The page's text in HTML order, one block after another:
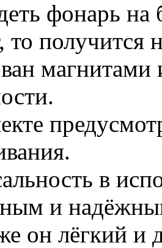
фонарь
то получится
магнитами
в
и
он лёгкий и